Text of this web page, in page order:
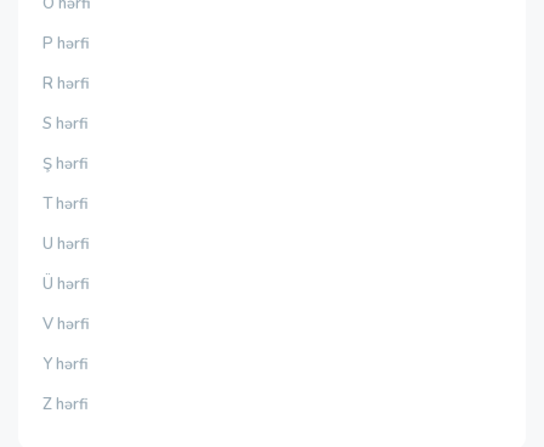
P hərfi
R hərfi
S hərfi
Ş hərfi
T hərfi
U hərfi
Ü hərfi
V hərfi
Y hərfi
Z hərfi